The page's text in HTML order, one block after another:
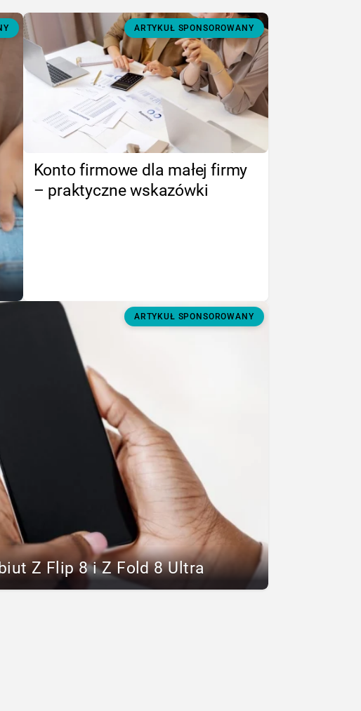
ARTYKUŁ SPONSOROWANY
Konto firmowe dla małej firmy
– praktyczne wskazówki
ARTYKUŁ SPONSOROWANY
Z Flip 8 i Z Fold 8 Ultra